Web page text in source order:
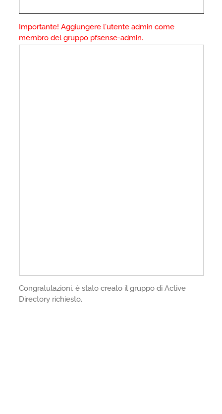
Importante! Aggiungere l'utente admin come
membro del gruppo pfsense-admin.
Congratulazioni, è stato creato il gruppo di Active
Directory richiesto.